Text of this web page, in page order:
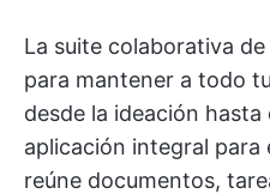
La suite colaborativa
para mantener a todo
desde la ideación
aplicación integral para
reúne documentos,